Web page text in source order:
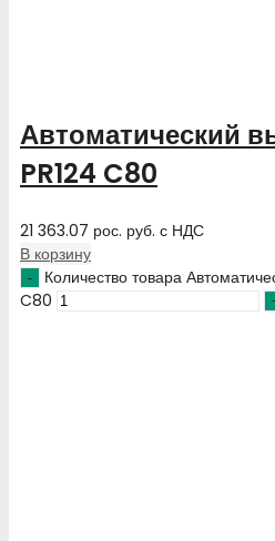
Автоматический
PR124 C80
21 363.07 рос. руб. с НДС
В корзину
Количество товара
C80